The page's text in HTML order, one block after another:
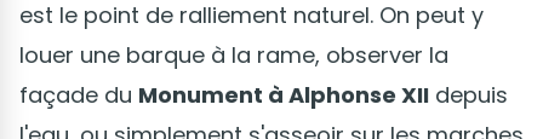
est le point de ralliement naturel. On peut y
louer une barque à la rame, observer la
façade du Monument à Alphonse XII depuis